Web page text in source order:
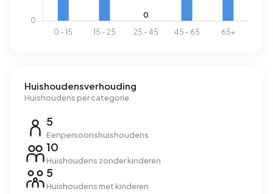
Huishoudensverhouding
Huishoudens per categorie
5
Eenpersoonshuishoudens
10
Huishoudens zonder kinderen
5
Huishoudens met kinderen